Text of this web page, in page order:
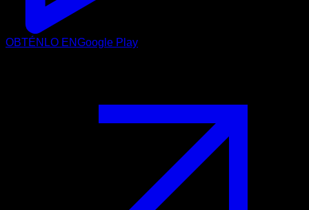
OBTÉNLO ENGoogle Play